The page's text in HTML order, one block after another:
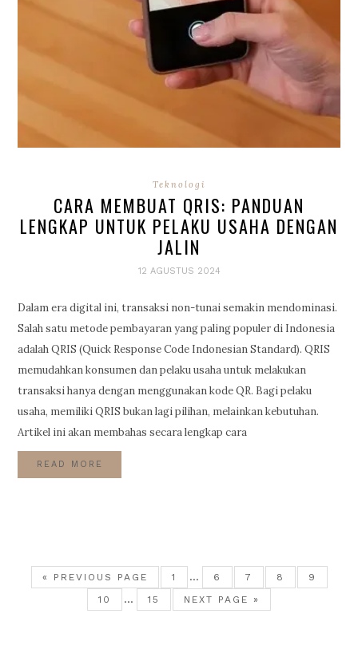
Teknologi
CARA MEMBUAT QRIS: PANDUAN
LENGKAP UNTUK PELAKU USAHA DENGAN
JALIN
12 AGUSTUS 2024
Dalam era digital ini, transaksi non-tunai semakin mendominasi.
Salah satu metode pembayaran yang paling populer di Indonesia
adalah QRIS (Quick Response Code Indonesian Standard). QRIS
memudahkan konsumen dan pelaku usaha untuk melakukan
transaksi hanya dengan menggunakan kode QR. Bagi pelaku
usaha, memiliki QRIS bukan lagi pilihan, melainkan kebutuhan.
Artikel ini akan membahas secara lengkap cara
READ MORE
« PREVIOUS PAGE 1 … 6 7 8
9
10
… 15 NEXT PAGE »